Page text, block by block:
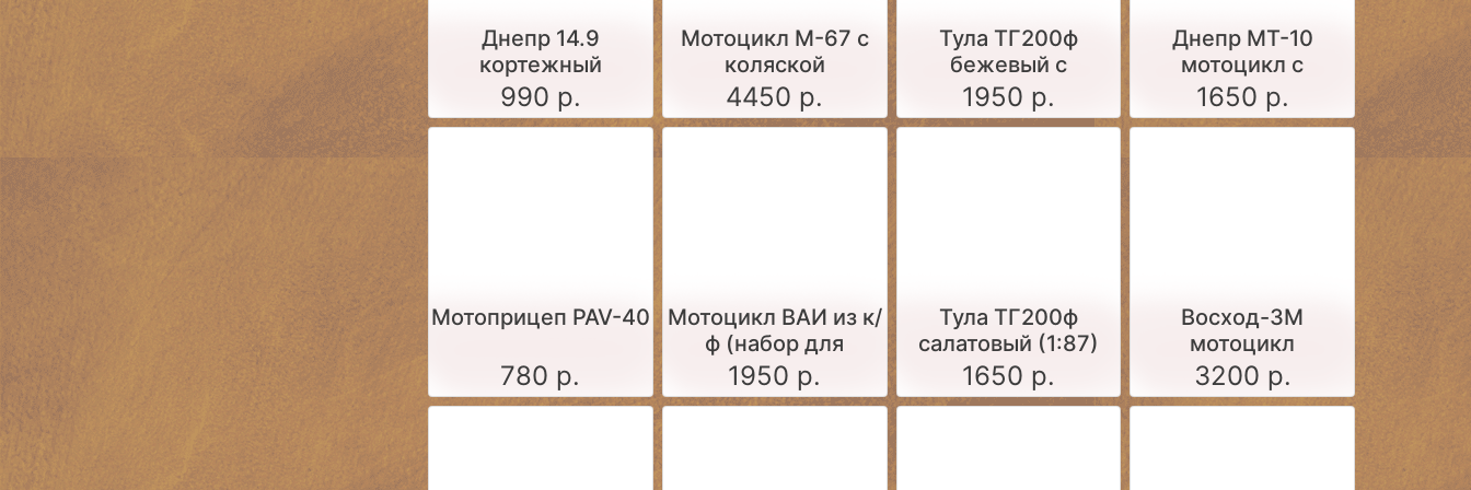
Днепр 14.9
кортежный
мотоцикл (набор
для
990 р.
Мотоцикл М-67 с
коляской
(гражданское
исполнение)
4450 р.
Тула ТГ200ф
бежевый с
фигуркой (1:87)
1950 р.
Днепр МТ-10
мотоцикл с
коляской (набор
для
1650 р.
Мотоприцеп PAV-40
780 р.
Мотоцикл ВАИ из к/
ф (набор для
самостоятельной
сборки, фигурка в
1950 р.
Тула ТГ200ф
салатовый (1:87)
1650 р.
Восход-3М
мотоцикл
(оранжевый)
3200 р.